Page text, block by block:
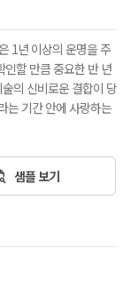
1년 이상의 운명을 주
할 만큼 중요한 반 년
의 신비로운 결합이 당
는 기간 안에 사랑하는
샘플 보기